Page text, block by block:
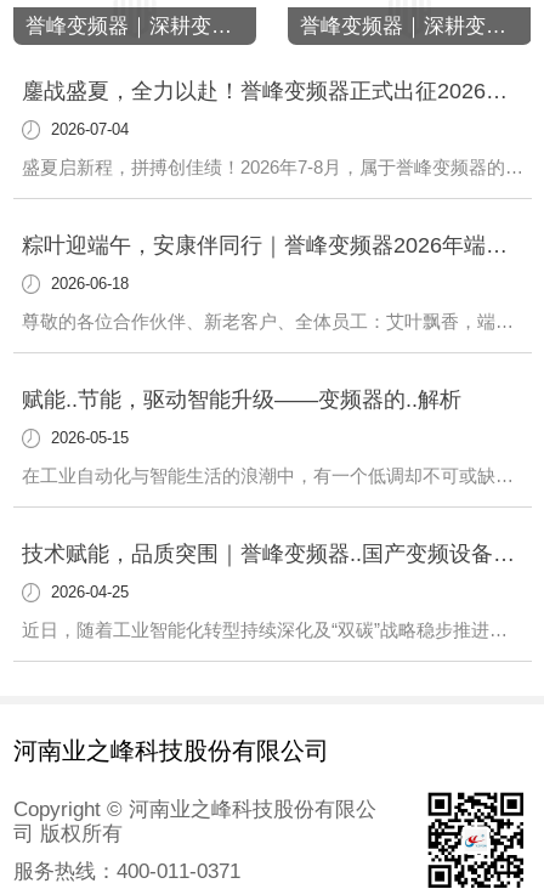
誉峰变频器｜深耕变频15载，以硬核科技，定义工业传动新标杆 誉峰变频器｜深耕变频15载，以硬核科技，定义工业传动新标杆
鏖战盛夏，全力以赴！誉峰变频器正式出征2026牛商争霸赛
2026-07-04
盛夏启新程，拼搏创佳绩！2026年7-8月，属于誉峰变频器的奋斗赛季正式开启！全员集结，整装出征，我们正式迎战..牛商争霸赛！这不仅是一场..性的营销实力对决，更是誉峰团队突破瓶颈、淬炼能力、打响品牌口碑的实战蜕变之旅。以赛场练兵，以实战促成长，这个盛夏，我们只为突破而来！🏆 关于牛商争霸赛作为国内传统企业数字化营销
粽叶迎端午，安康伴同行｜誉峰变频器2026年端午节放假通知
2026-06-18
尊敬的各位合作伙伴、新老客户、全体员工：艾叶飘香，端午安康。值此中华民族传统端午佳节来临之际，为便于大家合理安排业务对接、生产采购及出行休假事宜，根据国务院办公厅2026年节假日统一安排，结合誉峰变频器生产运营、销售售后工作实际，现将本次端午节放假事宜正式通知如下：一、放假时间2026年6月19日（星期五，农历五月初五
赋能..节能，驱动智能升级——变频器的..解析
2026-05-15
在工业自动化与智能生活的浪潮中，有一个低调却不可或缺的核心设备——变频器（Variable-frequency Drive，简称VFD）。它既是电机的“智能调速器”，也是节能降耗的“隐形管家”，更是连接传统工业与智能制造的关键桥梁。从工厂车间的流水线到家庭中的变频家电，从城市供水系统到新能源电站，变频器以其灵活的调速能
技术赋能，品质突围｜誉峰变频器..国产变频设备高质量发展
2026-04-25
近日，随着工业智能化转型持续深化及“双碳”战略稳步推进，变频器作为工业领域的“节能核心”与“控制中枢”，市场需求持续攀升，行业迎来高质量发展新阶段。河南业之峰科技股份有限公司旗下誉峰变频器，凭借持续的技术创新、严苛的品质管控及..的市场布局，在国产替代浪潮中脱颖而出，成为推动行业升级、助力企业节能转型的重要力量，彰显了
河南业之峰科技股份有限公司
Copyright © 河南业之峰科技股份有限公
司 版权所有
服务热线： 400-011-0371